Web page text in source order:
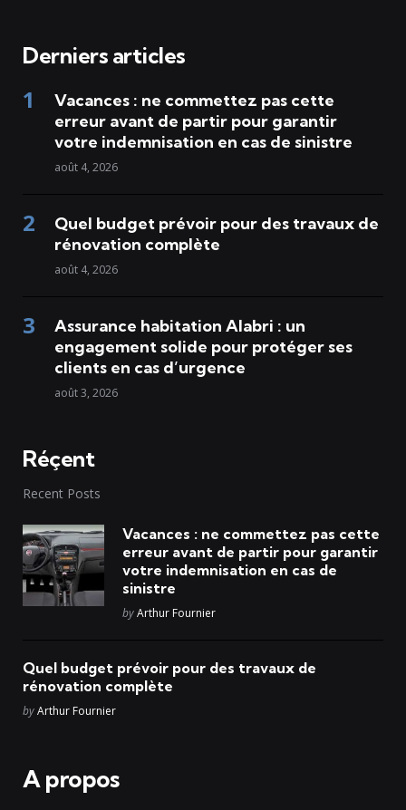
Derniers articles
Vacances : ne commettez pas cette
erreur avant de partir pour garantir
votre indemnisation en cas de sinistre
août 4, 2026
Quel budget prévoir pour des travaux de
rénovation complète
août 4, 2026
Assurance habitation Alabri : un
engagement solide pour protéger ses
clients en cas d’urgence
août 3, 2026
Réçent
Recent Posts
Vacances : ne commettez pas cette
erreur avant de partir pour garantir
votre indemnisation en cas de
sinistre
Posted
byArthur Fournier
Quel budget prévoir pour des travaux de
rénovation complète
Posted
byArthur Fournier
A propos